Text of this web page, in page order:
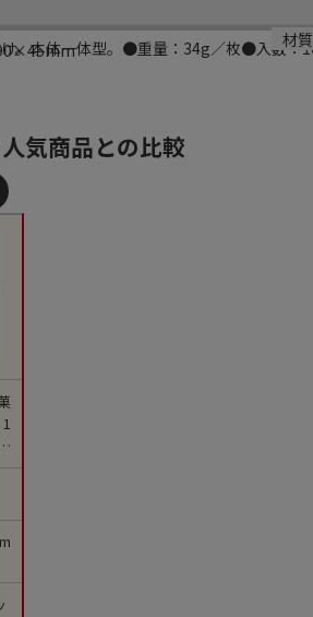
。本体一体型。●重量：34g／枚●入数：
規格
材質
気商品との比較